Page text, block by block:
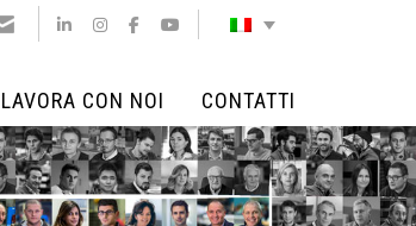
LAVORA CON NOI CONTATTI
LAVORA CON NOI CONTATTI